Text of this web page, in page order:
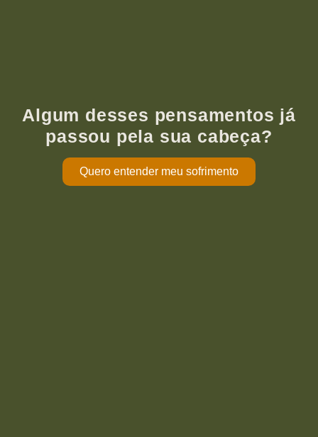
Algum desses pensamentos já
passou pela sua cabeça?
Quero entender meu sofrimento